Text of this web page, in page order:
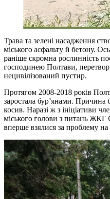
Трава та зелені насадження
міського асфальту й бетону.
раніше скромна рослинність
господинею Полтави,
нецивілізований пустир.
Протягом 2008-2018 років
заростала бур’янами. Причина
косив. Наразі ж з ініціативи
міського голови з питань ЖКГ
вперше взялися за проблему на